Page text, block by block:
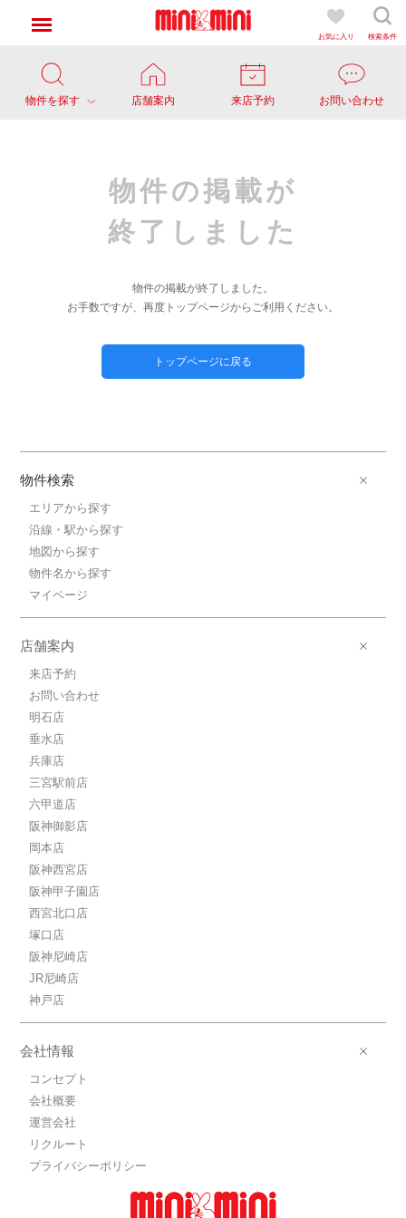
お気に入り 検索条件
物件を探す 店舗案内 来店予約 お問い合わせ
物件の掲載が
終了しました
物件の掲載が終了しました。
お手数ですが、再度トップページからご利用ください。
トップページに戻る
物件検索
エリアから探す
沿線・駅から探す
地図から探す
物件名から探す
マイページ
店舗案内
来店予約
お問い合わせ
明石店
垂水店
兵庫店
三宮駅前店
六甲道店
阪神御影店
岡本店
阪神西宮店
阪神甲子園店
西宮北口店
塚口店
阪神尼崎店
JR尼崎店
神戸店
会社情報
コンセプト
会社概要
運営会社
リクルート
プライバシーポリシー